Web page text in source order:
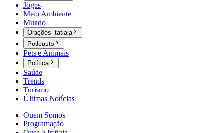
Jogos
Meio Ambiente
Mundo
Orações Itatiaia
Podcasts
Pets e Animais
Política
Saúde
Trends
Turismo
Últimas Notícias
Quem Somos
Programação